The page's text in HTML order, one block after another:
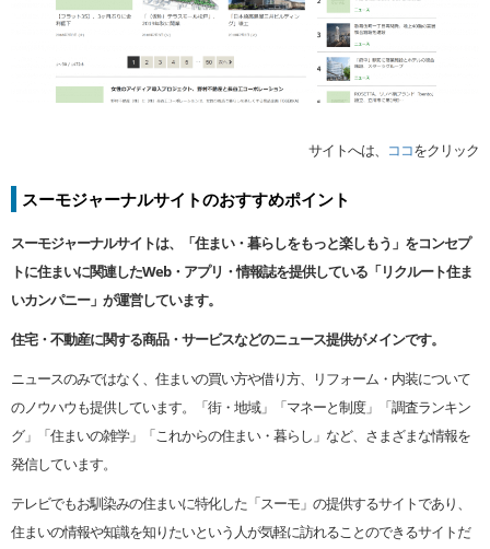
サイトへは、 ココをクリック
スーモジャーナルサイトのおすすめポイント
スーモジャーナルサイトは、「住まい・暮らしをもっと楽しもう」をコンセプ
トに住まいに関連したWeb・アプリ・情報誌を提供している「リクルート住ま
いカンパニー」が運営しています。
住宅・不動産に関する商品・サービスなどのニュース提供がメインです。
ニュースのみではなく、住まいの買い方や借り方、リフォーム・内装について
のノウハウも提供しています。「街・地域」「マネーと制度」「調査ランキン
グ」「住まいの雑学」「これからの住まい・暮らし」など、さまざまな情報を
発信しています。
テレビでもお馴染みの住まいに特化した「スーモ」の提供するサイトであり、
住まいの情報や知識を知りたいという人が気軽に訪れることのできるサイトだ